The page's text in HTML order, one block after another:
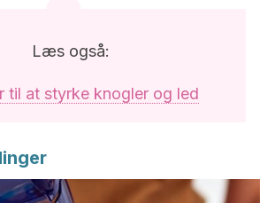
Læs også:
til at styrke knogler og led